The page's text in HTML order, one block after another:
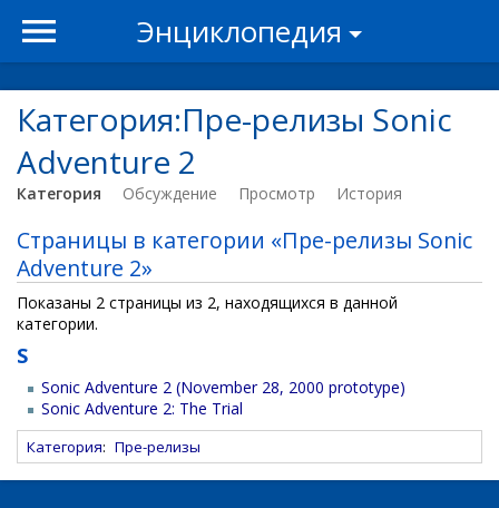
Энциклопедия
Категория:Пре-релизы Sonic
Adventure 2
Категория Обсуждение Просмотр История
Страницы в категории «Пре-релизы Sonic
Adventure 2»
Показаны 2 страницы из 2, находящихся в данной
категории.
S
Sonic Adventure 2 (November 28, 2000 prototype)
Sonic Adventure 2: The Trial
Категория: Пре-релизы